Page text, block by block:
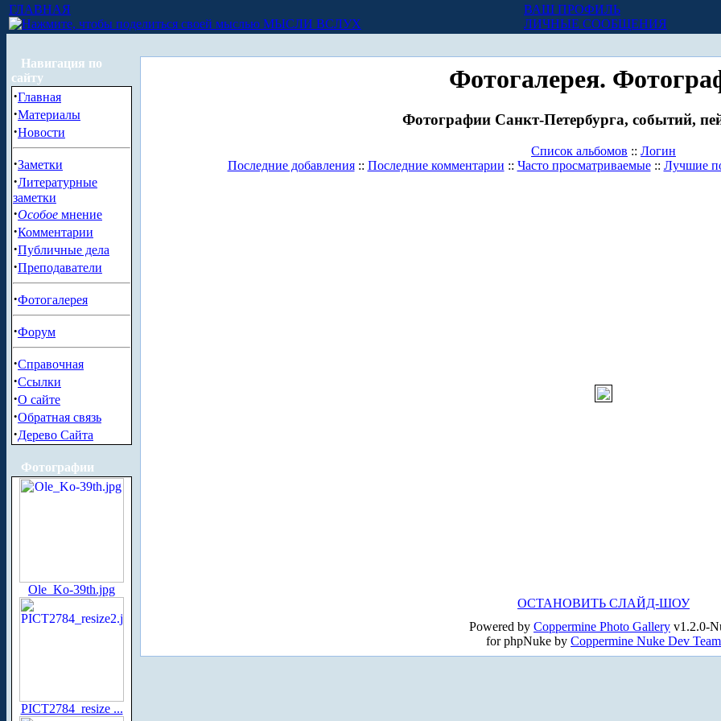
ГЛАВНАЯ
МЫСЛИ ВСЛУХ
ВАШ ПРОФИЛЬ
ЛИЧНЫЕ СООБЩЕНИЯ
Навигация по
сайту
·Главная
·Материалы
·Новости
·Заметки
·Литературные
заметки
·Особое мнение
·Комментарии
·Публичные дела
·Преподаватели
·Фотогалерея
·Форум
·Справочная
·Ссылки
·О сайте
·Обратная связь
·Дерево Сайта
Фотографии
Ole_Ko-39th.jpg
PICT2784_resize ...
Фотогалерея.
Фотографии Санкт-Петербурга, событий,
Список альбомов :: Логин
Последние добавления:: Последние комментарии :: Часто просматриваемые:: Лучшие
ОСТАНОВИТЬ СЛАЙД-ШОУ
Powered by Coppermine Photo Gallery v1.2.0-
for phpNuke by Coppermine Nuke Dev Team